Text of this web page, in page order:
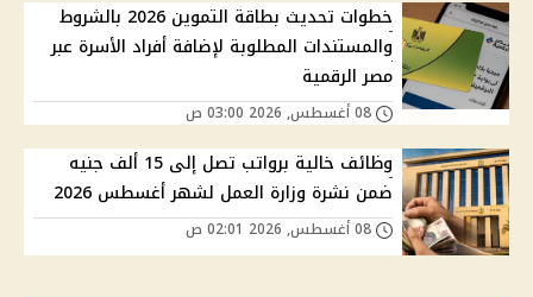
خطوات تحديث بطاقة التموين 2026 بالشروط
والمستندات المطلوبة لإضافة أفراد الأسرة عبر
مصر الرقمية
وظائف خالية برواتب تصل إلى 15 ألف جنيه
ضمن نشرة وزارة العمل لشهر أغسطس 2026